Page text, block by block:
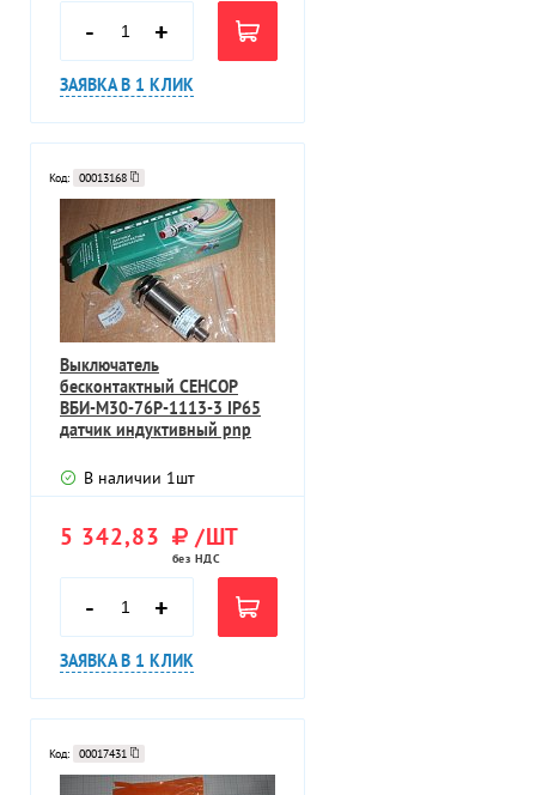
- +
ЗАЯВКА В 1 КЛИК
Код: 00013168
Выключатель
бесконтактный СЕНСОР
ВБИ-М30-76Р-1113-3 IP65
датчик индуктивный pnp
В наличии 1шт
5 342,83 /ШТ
без НДС
- +
ЗАЯВКА В 1 КЛИК
Код: 00017431